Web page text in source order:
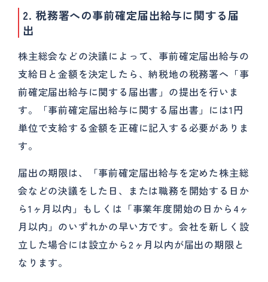
2. 税務署への事前確定届出給与に関する届
出
株主総会などの決議によって、事前確定届出給与の
支給日と金額を決定したら、納税地の税務署へ「事
前確定届出給与に関する届出書」の提出を行いま
す。「事前確定届出給与に関する届出書」には1円
単位で支給する金額を正確に記入する必要がありま
す。
届出の期限は、「事前確定届出給与を定めた株主総
会などの決議をした日、または職務を開始する日か
ら1ヶ月以内」もしくは「事業年度開始の日から4ヶ
月以内」のいずれかの早い方です。会社を新しく設
立した場合には設立から2ヶ月以内が届出の期限と
なります。